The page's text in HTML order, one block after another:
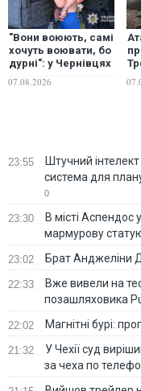
"Вони воюють, самі
хочуть воювати, бо
дурні": у Чернівцях
звільнили після
07.08.2026
23:55
Штучний
система для
0
23:30
В місті
мармурову
23:02 Брат Анджеліни
22:33
Вже вивели на
позашляховика
22:02 Магнітні бурі:
21:32
У Чехії суд
за чеха по